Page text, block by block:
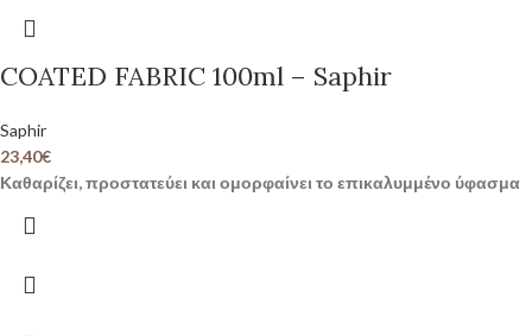
COATED FABRIC 100ml – Saphir
Saphir
23,40€
Καθαρίζει, προστατεύει και ομορφαίνει το επικαλυμμένο ύφασμα